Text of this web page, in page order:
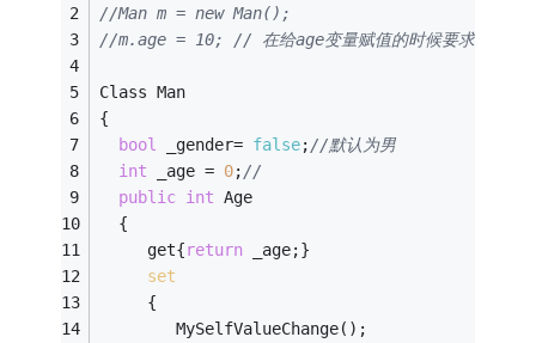
//Man m = new Man();
//m.age = 10; // 在给age变量赋值的时候要求触发一
Class Man
{
bool
_gender= false;//默认为男
int _age = 0;//
public int Age
  {
     get{
return _age;}
set
     {
        MySelfValueChange();